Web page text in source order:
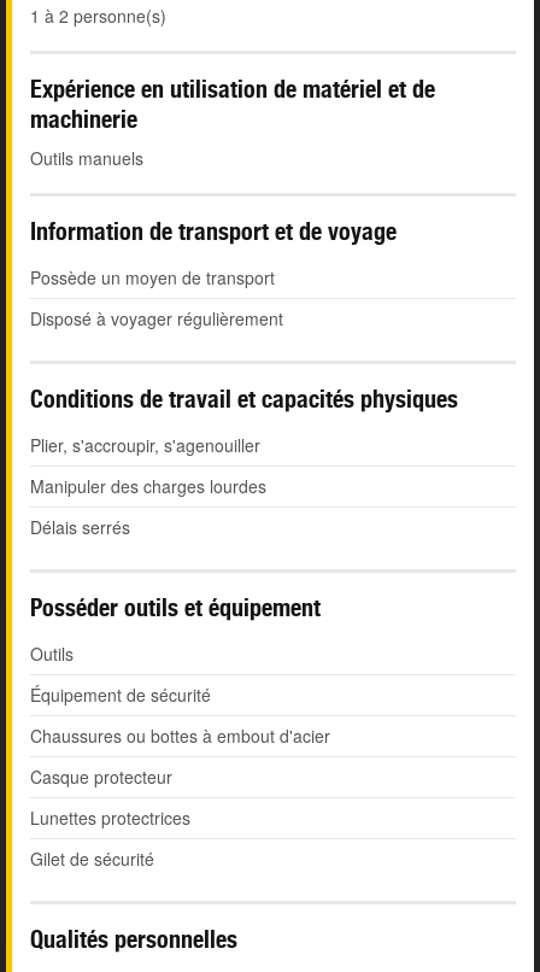
1 à 2 personne(s)
Expérience en utilisation de matériel et de
machinerie
Outils manuels
Information de transport et de voyage
Possède un moyen de transport
Disposé à voyager régulièrement
Conditions de travail et capacités physiques
Plier, s'accroupir, s'agenouiller
Manipuler des charges lourdes
Délais serrés
Posséder outils et équipement
Outils
Équipement de sécurité
Chaussures ou bottes à embout d'acier
Casque protecteur
Lunettes protectrices
Gilet de sécurité
Qualités personnelles